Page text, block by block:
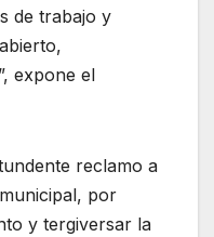
de trabajo y
expone el
reclamo a
por
y tergiversar la